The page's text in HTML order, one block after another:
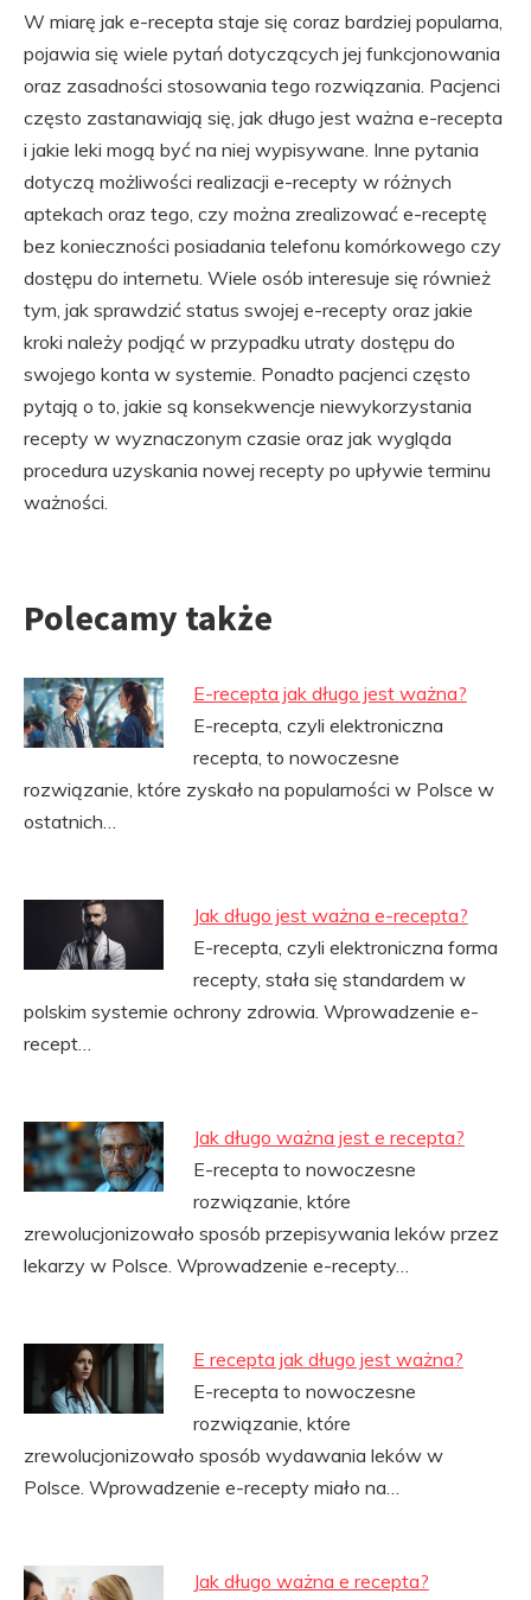
W miarę jak e-recepta staje się coraz bardziej popularna,
pojawia się wiele pytań dotyczących jej funkcjonowania
oraz zasadności stosowania tego rozwiązania. Pacjenci
często zastanawiają się, jak długo jest ważna e-recepta
i jakie leki mogą być na niej wypisywane. Inne pytania
dotyczą możliwości realizacji e-recepty w różnych
aptekach oraz tego, czy można zrealizować e-receptę
bez konieczności posiadania telefonu komórkowego czy
dostępu do internetu. Wiele osób interesuje się również
tym, jak sprawdzić status swojej e-recepty oraz jakie
kroki należy podjąć w przypadku utraty dostępu do
swojego konta w systemie. Ponadto pacjenci często
pytają o to, jakie są konsekwencje niewykorzystania
recepty w wyznaczonym czasie oraz jak wygląda
procedura uzyskania nowej recepty po upływie terminu
ważności.
Polecamy także
E-recepta jak długo jest ważna?
E-recepta, czyli elektroniczna
recepta, to nowoczesne
rozwiązanie, które zyskało na popularności w Polsce w
ostatnich…
Jak długo jest ważna e-recepta?
E-recepta, czyli elektroniczna forma
recepty, stała się standardem w
polskim systemie ochrony zdrowia. Wprowadzenie e-
recept…
Jak długo ważna jest e recepta?
E-recepta to nowoczesne
rozwiązanie, które
zrewolucjonizowało sposób przepisywania leków przez
lekarzy w Polsce. Wprowadzenie e-recepty…
E recepta jak długo jest ważna?
E-recepta to nowoczesne
rozwiązanie, które
zrewolucjonizowało sposób wydawania leków w
Polsce. Wprowadzenie e-recepty miało na…
Jak długo ważna e recepta?